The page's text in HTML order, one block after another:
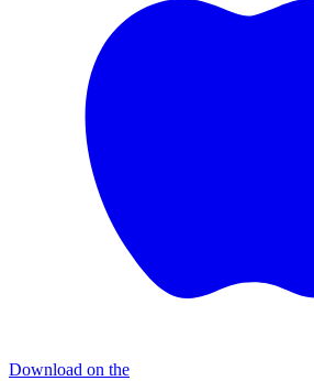
Download on the